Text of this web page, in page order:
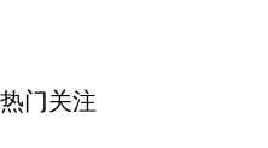
热门关注